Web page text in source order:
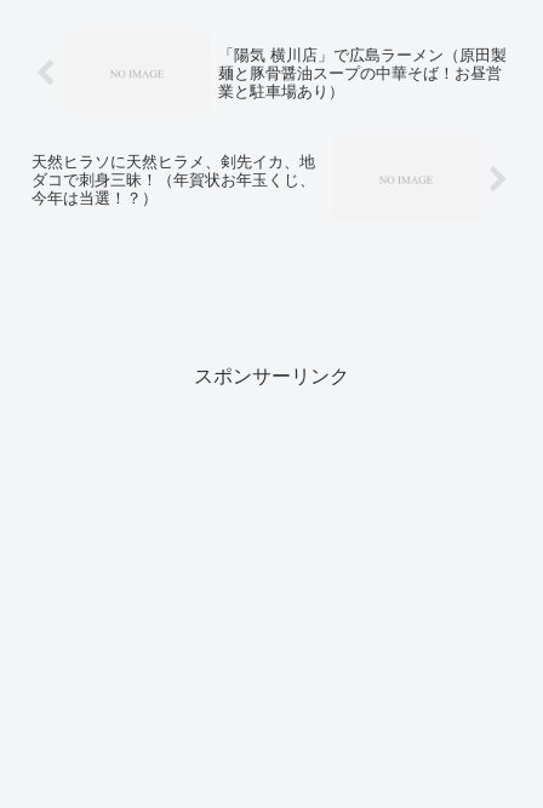
「陽気 横川店」で広島ラーメン（原田製
麺と豚骨醤油スープの中華そば！お昼営
業と駐車場あり）
天然ヒラソに天然ヒラメ、剣先イカ、地
ダコで刺身三昧！（年賀状お年玉くじ、
今年は当選！？）
スポンサーリンク